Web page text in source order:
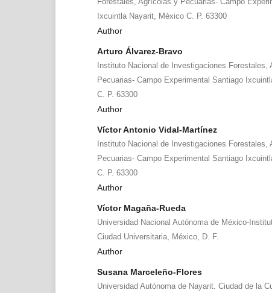
Ixcuintla Nayarit, México C. P. 63300
Author
Arturo Álvarez-Bravo
Instituto Nacional de Investigaciones Forestales,
Pecuarias- Campo Experimental Santiago
C. P. 63300
Author
Víctor Antonio Vidal-Martínez
Instituto Nacional de Investigaciones Forestales,
Pecuarias- Campo Experimental Santiago
C. P. 63300
Author
Víctor Magaña-Rueda
Universidad Nacional Autónoma de México-
Ciudad Universitaria, México, D. F.
Author
Susana Marceleño-Flores
Universidad Autónoma de Nayarit. Ciudad de la